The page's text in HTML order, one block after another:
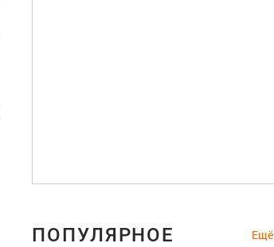
ПОПУЛЯРНОЕ Ещё